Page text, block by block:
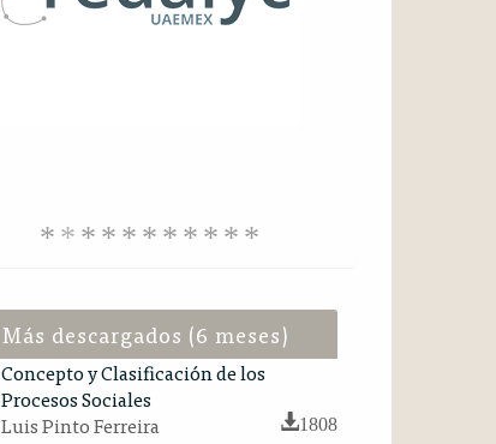
Más descargados (6 meses)
Concepto y Clasificación de los
Procesos Sociales
Luis Pinto Ferreira
1808